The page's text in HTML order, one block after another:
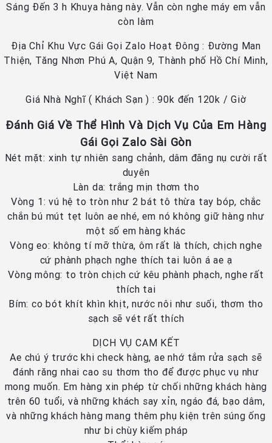
Sáng Đến 3 h Khuya hàng này. Vẫn còn nghe máy em vẫn
còn làm
Địa Chỉ Khu Vực Gái Gọi Zalo Hoạt Đông : Đường Man
Thiện, Tăng Nhơn Phú A, Quận 9, Thành phố Hồ Chí Minh,
Việt Nam
Giá Nhà Nghĩ ( Khách Sạn ) : 90k đến 120k / Giờ
Đánh Giá Về Thể Hình Và Dịch Vụ Của Em Hàng
Gái Gọi Zalo Sài Gòn
Nét mặt: xinh tự nhiên sang chảnh, dâm đãng nụ cười rất
duyên
Làn da: trắng mịn thơm tho
Vòng 1: vú hệ to tròn như 2 bát tô thừa tay bóp, chắc
chắn bú mút tẹt luôn ae nhé, em nó không giữ hàng như
một số em hàng khác
Vòng eo: không tí mỡ thừa, ôm rất là thích, chịch nghe
cứ phành phạch nghe thích tai luôn á ae ạ
Vòng mông: to tròn chịch cứ kêu phành phạch, nghe rất
thích tai
Bím: co bót khít khìn khịt, nước nôi như suối, thơm tho
sạch sẽ vét rất thích
DỊCH VỤ CAM KẾT
Ae chú ý trước khi check hàng, ae nhớ tắm rửa sạch sẽ
đánh răng nhai cao su thơm tho để được phục vụ như
mong muốn. Em hàng xin phép từ chối những khách hàng
trên 60 tuổi, và những khách say xỉn, ngáo đá, bạo dâm,
và những khách hàng mang thêm phụ kiện trên súng ống
như bi chùy kiếm pháp